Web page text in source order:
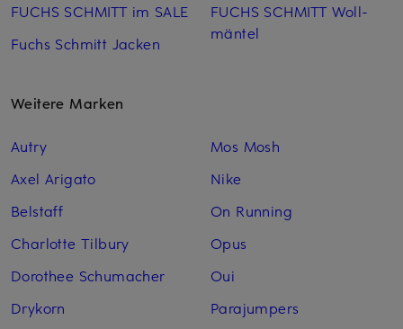
FUCHS SCHMITT im SALE
Fuchs Schmitt Jacken
FUCHS SCHMITT Woll­
mäntel
Weitere Marken
Autry
Axel Arigato
Belstaff
Charlotte Tilbury
Dorothee Schumacher
Drykorn
Mos Mosh
Nike
On Running
Opus
Oui
Parajumpers